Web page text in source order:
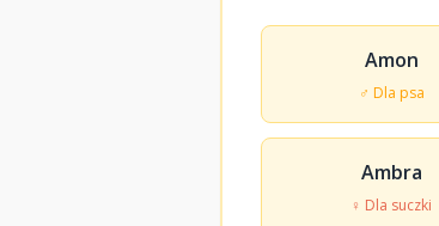
Amon
♂ Dla psa
Ambra
♀ Dla suczki